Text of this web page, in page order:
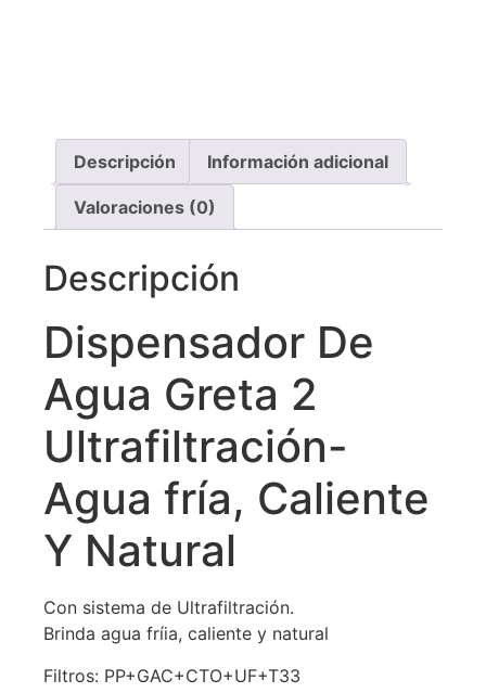
Descripción Información adicional
Valoraciones (0)
Descripción
Dispensador De
Agua Greta 2
Ultrafiltración-
Agua fría, Caliente
Y Natural
Con sistema de Ultrafiltración.
Brinda agua fríia, caliente y natural
Filtros: PP+GAC+CTO+UF+T33